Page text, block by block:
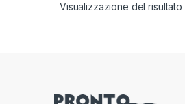
Visualizzazione del risultato